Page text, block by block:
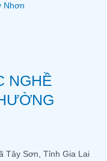
Nhơn
NGHỀ
Tây Sơn, Tỉnh Gia Lai